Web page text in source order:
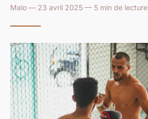
Malo — 23 avril 2025 — 5 min de lecture